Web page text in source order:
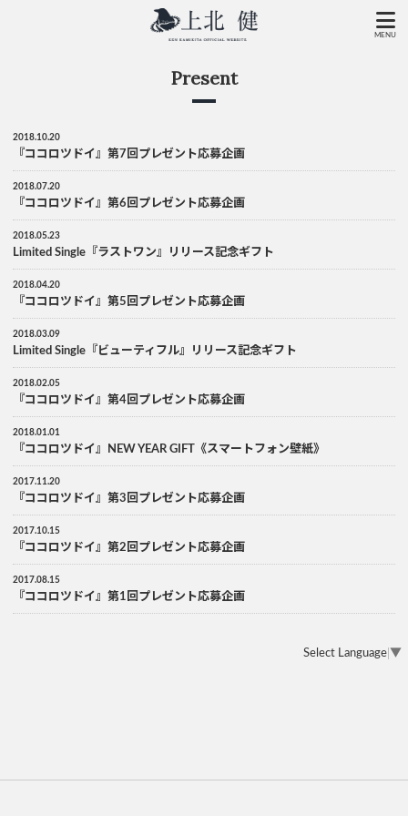
MENU
Present
2018.10.20
『ココロツドイ』第7回プレゼント応募企画
2018.07.20
『ココロツドイ』第6回プレゼント応募企画
2018.05.23
Limited Single『ラストワン』リリース記念ギフト
2018.04.20
『ココロツドイ』第5回プレゼント応募企画
2018.03.09
Limited Single『ビューティフル』リリース記念ギフト
2018.02.05
『ココロツドイ』第4回プレゼント応募企画
2018.01.01
『ココロツドイ』NEW YEAR GIFT《スマートフォン壁紙》
2017.11.20
『ココロツドイ』第3回プレゼント応募企画
2017.10.15
『ココロツドイ』第2回プレゼント応募企画
2017.08.15
『ココロツドイ』第1回プレゼント応募企画
Select Language ▼